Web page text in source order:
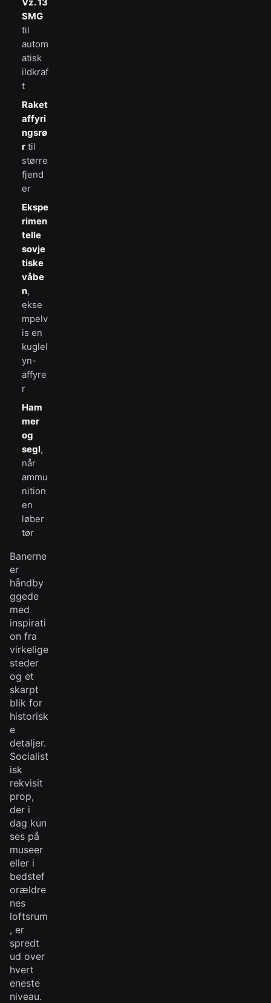
SMG
til
autom
atisk
ildkraf
t
Raket
affyri
ngsrø
r til
større
fjend
er
Ekspe
rimen
telle
sovje
tiske
våbe
n,
ekse
mpelv
is en
kuglel
yn-
affyre
r
Ham
mer
og
segl,
når
ammu
nition
en
løber
tør
Banerne
er
håndby
ggede
med
inspirati
on fra
virkelige
steder
og et
skarpt
blik for
historisk
e
detaljer.
Socialist
isk
rekvisit
prop,
der i
dag kun
ses på
museer
eller i
bedstef
orældre
nes
loftsrum
, er
spredt
ud over
hvert
eneste
niveau.